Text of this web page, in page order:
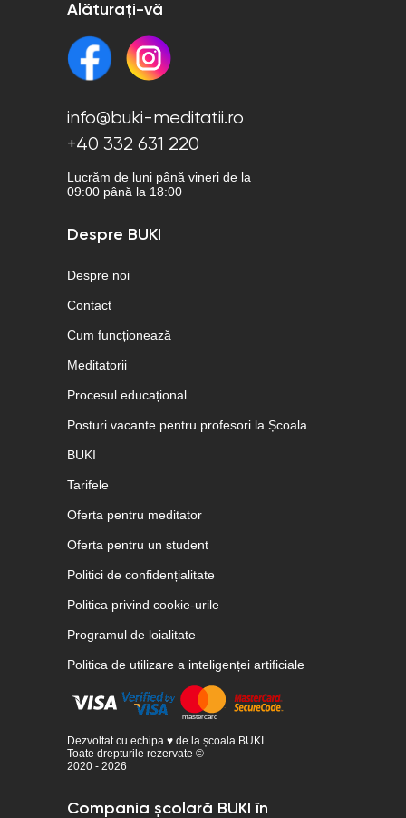
Alăturați-vă
info@buki-meditatii.ro
+40 332 631 220
Lucrăm de luni până vineri de la
09:00 până la 18:00
Despre BUKI
Despre noi
Contact
Cum funcționează
Meditatorii
Procesul educațional
Posturi vacante pentru profesori la Școala
BUKI
Tarifele
Oferta pentru meditator
Oferta pentru un student
Politici de confidențialitate
Politica privind cookie-urile
Programul de loialitate
Politica de utilizare a inteligenței artificiale
Dezvoltat cu echipa ♥ de la școala BUKI
Toate drepturile rezervate ©
2020 - 2026
Compania școlară BUKI în